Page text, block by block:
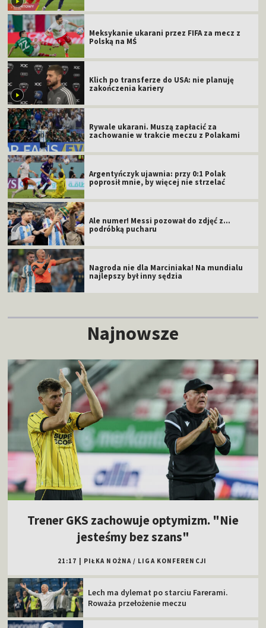
Meksykanie ukarani przez FIFA za mecz z
Polską na MŚ
Klich po transferze do USA: nie planuję
zakończenia kariery
Rywale ukarani. Muszą zapłacić za
zachowanie w trakcie meczu z Polakami
Argentyńczyk ujawnia: przy 0:1 Polak
poprosił mnie, by więcej nie strzelać
Ale numer! Messi pozował do zdjęć z...
podróbką pucharu
Nagroda nie dla Marciniaka! Na mundialu
najlepszy był inny sędzia
Najnowsze
Trener GKS zachowuje optymizm. "Nie
jesteśmy bez szans"
21:17 PIŁKA NOŻNA / LIGA KONFERENCJI
Lech ma dylemat po starciu Farerami.
Roważa przełożenie meczu